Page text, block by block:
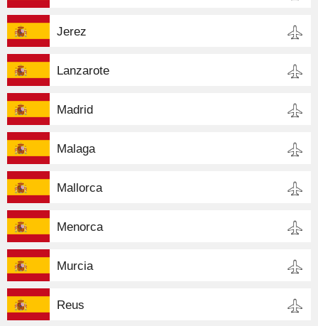
Jerez
Lanzarote
Madrid
Malaga
Mallorca
Menorca
Murcia
Reus